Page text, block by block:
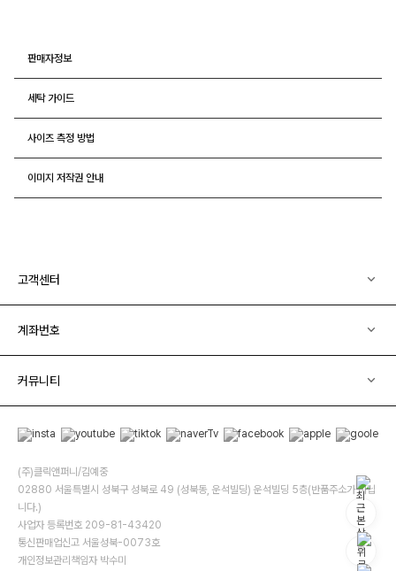
판매자정보
세탁 가이드
사이즈 측정 방법
이미지 저작권 안내
고객센터
계좌번호
커뮤니티
(주)클릭앤퍼니/김예중
02880 서울특별시 성북구 성북로 49 (성북동, 운석빌딩) 운석빌딩 5층(반품주소가 아닙
니다.)
사업자 등록번호 209-81-43420
통신판매업신고 서울성북-0073호
개인정보관리책임자 박수미